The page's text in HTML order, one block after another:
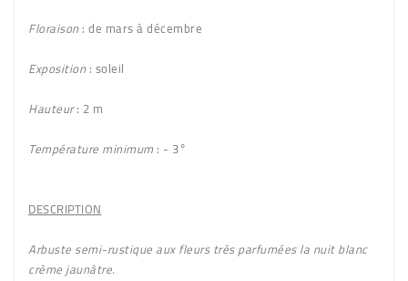
Floraison: de mars à décembre
Exposition: soleil
Hauteur: 2 m
Température minimum : - 3°
DESCRIPTION
Arbuste semi-rustique aux fleurs très parfumées la nuit blanc
crème jaunâtre.